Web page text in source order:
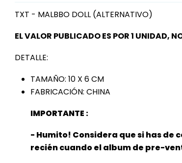
TXT - MALBBO DOLL (ALTERNATIVO)
EL VALOR PUBLICADO ES POR 1 UNIDAD,
DETALLE:
TAMAÑO: 10 X 6 CM
FABRICACIÓN: CHINA
IMPORTANTE :
- Humito! Considera que si has
recién cuando el album de pre-